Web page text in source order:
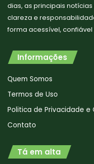
dias, as principais
clareza e
forma acessível,
Informações
Quem Somos
Termos de Uso
Politica de Privacidade e
Contato
Tá em alta